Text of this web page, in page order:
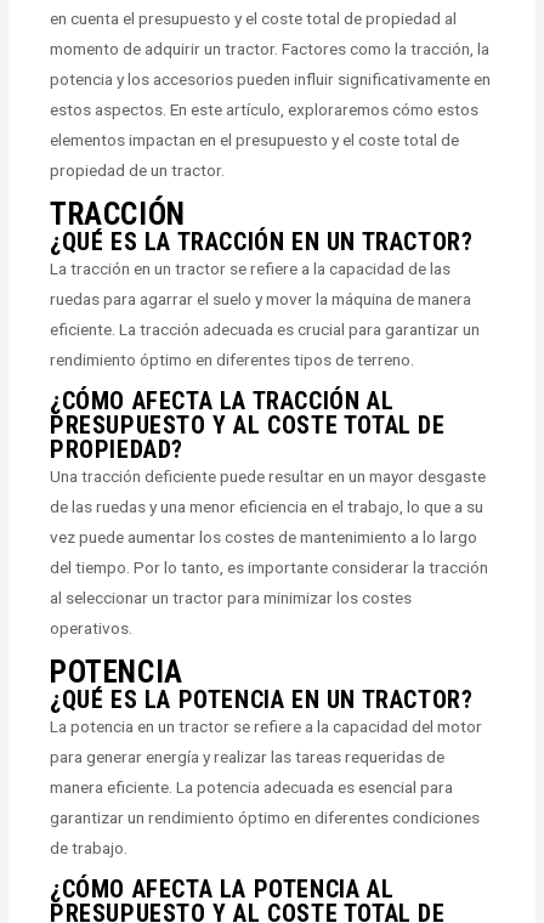
en cuenta el presupuesto y el coste total de propiedad al
momento de adquirir un tractor. Factores como la tracción, la
potencia y los accesorios pueden influir significativamente en
estos aspectos. En este artículo, exploraremos cómo estos
elementos impactan en el presupuesto y el coste total de
propiedad de un tractor.
TRACCIÓN
¿QUÉ ES LA TRACCIÓN EN UN TRACTOR?
La tracción en un tractor se refiere a la capacidad de las
ruedas para agarrar el suelo y mover la máquina de manera
eficiente. La tracción adecuada es crucial para garantizar un
rendimiento óptimo en diferentes tipos de terreno.
¿CÓMO AFECTA LA TRACCIÓN AL
PRESUPUESTO Y AL COSTE TOTAL DE
PROPIEDAD?
Una tracción deficiente puede resultar en un mayor desgaste
de las ruedas y una menor eficiencia en el trabajo, lo que a su
vez puede aumentar los costes de mantenimiento a lo largo
del tiempo. Por lo tanto, es importante considerar la tracción
al seleccionar un tractor para minimizar los costes
operativos.
POTENCIA
¿QUÉ ES LA POTENCIA EN UN TRACTOR?
La potencia en un tractor se refiere a la capacidad del motor
para generar energía y realizar las tareas requeridas de
manera eficiente. La potencia adecuada es esencial para
garantizar un rendimiento óptimo en diferentes condiciones
de trabajo.
¿CÓMO AFECTA LA POTENCIA AL
PRESUPUESTO Y AL COSTE TOTAL DE